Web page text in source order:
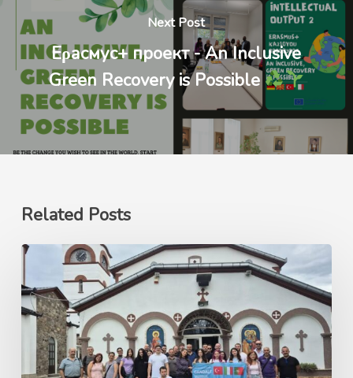
Next Post
Eρасмус+ проект - An Inclusive
Green Recovery is Possible
Related Posts
Ерасмус+
GANDALF
Green
Advocacy